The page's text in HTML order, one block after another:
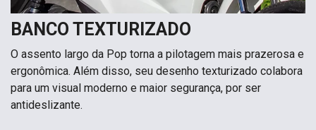
BANCO TEXTURIZADO
O assento largo da Pop torna a pilotagem mais prazerosa e
ergonômica. Além disso, seu desenho texturizado colabora
para um visual moderno e maior segurança, por ser
antideslizante.